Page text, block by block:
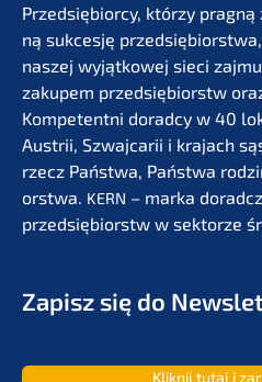
Przedsię­bi­or­cy, którzy
ną sukces­ję
naszej wyjąt­ko­wej sieci
zakupem przedsię­bi­orstw
Kompe­tent­ni dorad­cy w 40
Austrii, Szwaj­ca­rii i krajach
rzecz Państ­wa, Państ­wa
orst­wa. KERN – marka
przedsię­bi­orstw w sektor­ze
Zapisz się do
Kliknij tutaj i